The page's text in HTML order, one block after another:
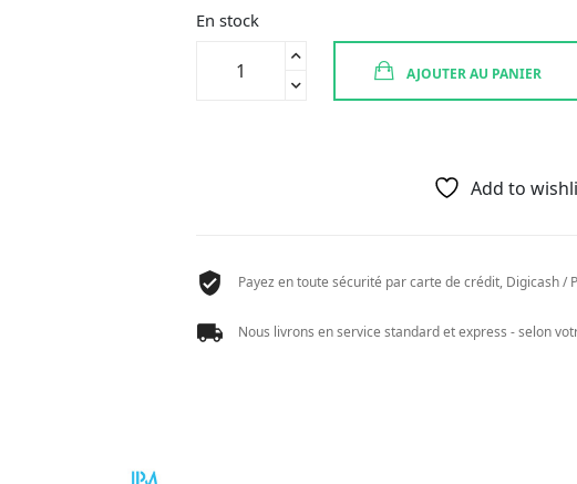
En stock
AJOUTER AU PANIER
Add to
Payez en toute sécurité par carte de crédit, Digicash /
Nous livrons en service standard et express - selon